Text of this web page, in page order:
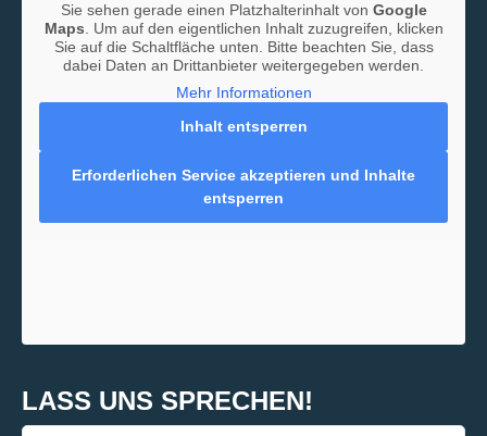
Sie sehen gerade einen Platzhalterinhalt von Google
Maps . Um auf den eigentlichen Inhalt zuzugreifen, klicken
Sie auf die Schaltfläche unten. Bitte beachten Sie, dass
dabei Daten an Drittanbieter weitergegeben werden.
Mehr Informationen
Inhalt entsperren
Erforderlichen Service akzeptieren und Inhalte
entsperren
LASS UNS SPRECHEN!